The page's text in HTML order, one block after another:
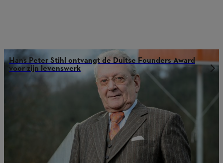
Hans Peter Stihl ontvangt de Duitse Founders Award
voor zijn levenswerk